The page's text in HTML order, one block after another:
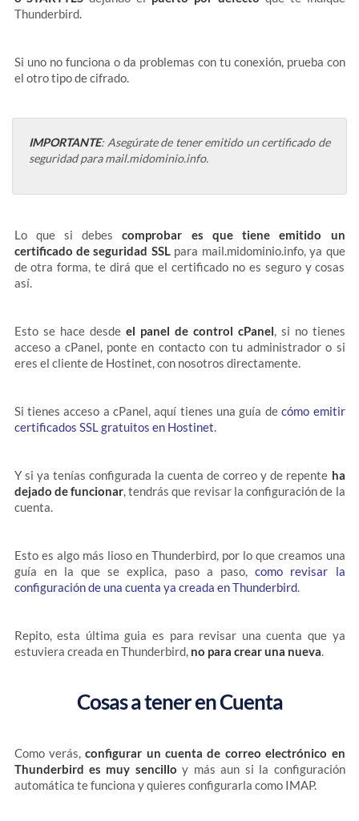
Thunderbird.
Si uno no funciona o da problemas con tu conexión, prueba con
el otro tipo de cifrado.
IMPORTANTE: Asegúrate de tener emitido un certificado de
seguridad para mail.midominio.info.
Lo que si debescomprobar es que tiene emitido un
certificado de seguridad SSLpara mail.midominio.info, ya que
de otra forma, te dirá que el certificado no es seguro y cosas
así.
Esto se hace desde el panel de control cPanel, si no tienes
acceso a cPanel, ponte en contacto con tu administrador o si
eres el cliente de Hostinet, con nosotros directamente.
Si tienes acceso a cPanel, aquí tienes una guía decómo emitir
certificados SSL gratuitos en Hostinet.
Y si ya tenías configurada la cuenta de correo y de repente ha
dejado de funcionar, tendrás que revisar la configuración de la
cuenta.
Esto es algo más lioso en Thunderbird, por lo que creamos una
guía en la que se explica, paso a paso,como revisar la
configuración de una cuenta ya creada en Thunderbird.
Repito, esta última guia es para revisar una cuenta que ya
estuviera creada en Thunderbird, no para crear una nueva.
Cosas a tener en Cuenta
Como verás,configurar un cuenta de correo electrónico en
Thunderbird es muy sencillo y más aun si la configuración
automática te funciona y quieres configurarla como IMAP.